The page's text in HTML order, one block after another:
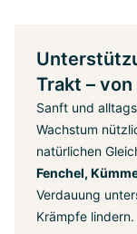
Trakt –
Sanft und
Wachstum
natürlichen
Fenchel,
Verdauung
Krämpfe lindern.